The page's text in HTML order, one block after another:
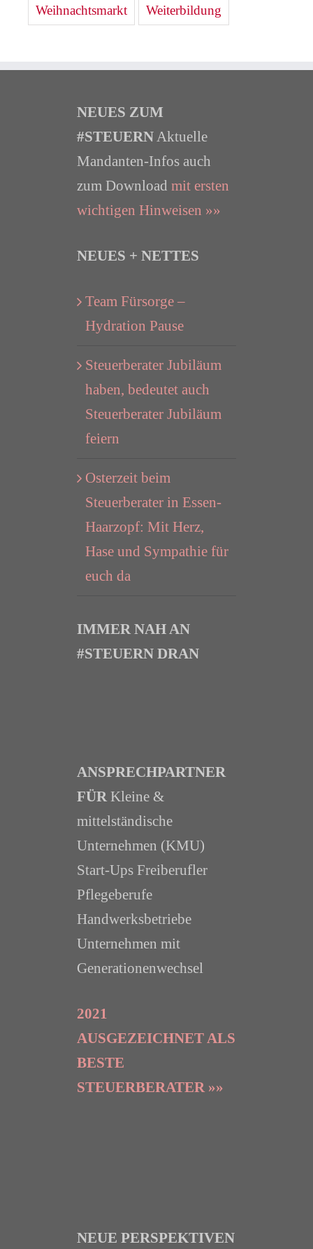
Weihnachtsmarkt Weiterbildung
NEUES ZUM
#STEUERNAktuelle
Mandanten-Infos auch
zum Download mit ersten
wichtigen Hinweisen »»
NEUES + NETTES
Team Fürsorge –
Hydration Pause
Steuerberater Jubiläum
haben, bedeutet auch
Steuerberater Jubiläum
feiern
Osterzeit beim
Steuerberater in Essen-
Haarzopf: Mit Herz,
Hase und Sympathie für
euch da
IMMER NAH AN
#STEUERN DRAN
ANSPRECHPARTNER
FÜRKleine &
mittelständische
Unternehmen (KMU)
Start-Ups Freiberufler
Pflegeberufe
Handwerksbetriebe
Unternehmen mit
Generationenwechsel
2021
AUSGEZEICHNET ALS
BESTE
STEUERBERATER »»
NEUE PERSPEKTIVEN